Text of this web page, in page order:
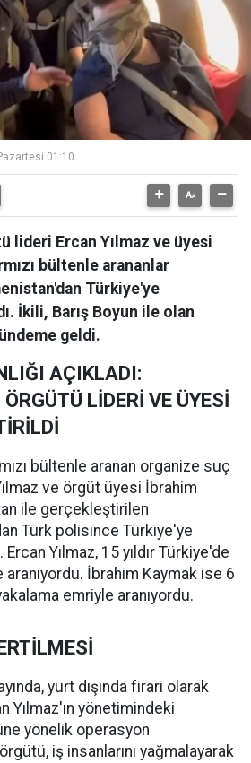
01:10
lideri Ercan Yılmaz ve üyesi
bültenle arananlar
Türkiye'ye
İkili, Barış Boyun ile olan
geldi.
AÇIKLADI:
LİDERİ VE ÜYESİ
bültenle aranan organize suç
ve örgüt üyesi İbrahim
ile gerçekleştirilen
Türk polisince Türkiye'ye
Yılmaz, 15 yıldır Türkiye'de
İbrahim Kaymak ise 6
emriyle aranıyordu.
yurt dışında firari olarak
Yılmaz'ın yönetimindeki
yönelik operasyon
iş insanlarını yağmalayarak